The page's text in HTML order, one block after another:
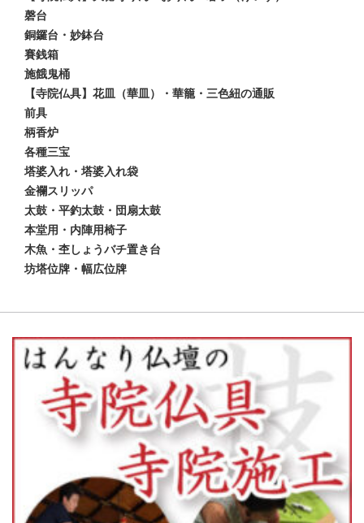
磬台
銅鑼台・妙鉢台
賽銭箱
施餓鬼桶
【寺院仏具】花皿（華皿）・華籠・三色紐の通販
前具
柄香炉
各種三宝
塔婆入れ・塔婆入れ袋
金襴スリッパ
太鼓・平釣太鼓・団扇太鼓
本堂用・内陣用椅子
木魚・杢しょうバチ置き台
坊塔位牌・幅広位牌